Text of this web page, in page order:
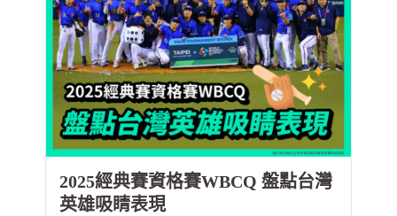
2025經典賽資格賽WBCQ 盤點台灣
英雄吸睛表現